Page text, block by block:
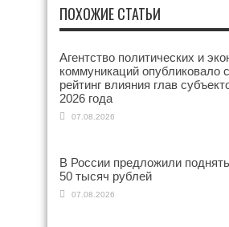
ПОХОЖИЕ СТАТЬИ
Агентство политических и
коммуникаций опубликовало
рейтинг влияния глав
2026 года
07.08.2026
В России предложили
50 тысяч рублей
07.08.2026